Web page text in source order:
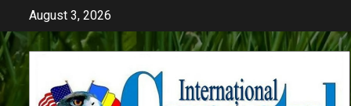
content
August 3, 2026